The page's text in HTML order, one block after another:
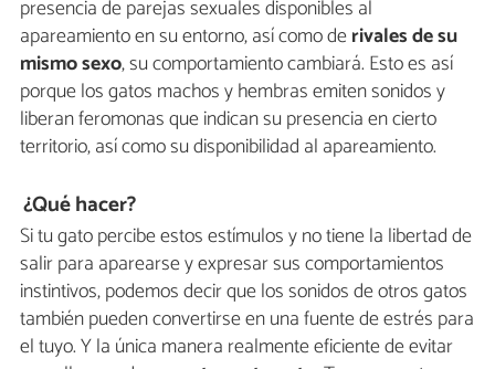
presencia de parejas sexuales disponibles al
apareamiento en su entorno, así como derivales de su
mismo sexo, su comportamiento cambiará. Esto es así
porque los gatos machos y hembras emiten sonidos y
liberan feromonas que indican su presencia en cierto
territorio, así como su disponibilidad al apareamiento.
¿Qué hacer?
Si tu gato percibe estos estímulos y no tiene la libertad de
salir para aparearse y expresar sus comportamientos
instintivos, podemos decir que los sonidos de otros gatos
también pueden convertirse en una fuente de estrés para
el tuyo. Y la única manera realmente eficiente de evitar